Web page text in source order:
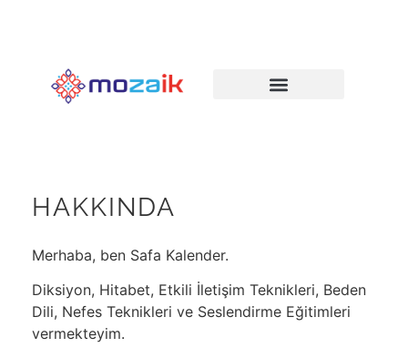
HAKKINDA
Merhaba, ben Safa Kalender.
Diksiyon, Hitabet, Etkili İletişim Teknikleri, Beden
Dili, Nefes Teknikleri ve Seslendirme Eğitimleri
vermekteyim.